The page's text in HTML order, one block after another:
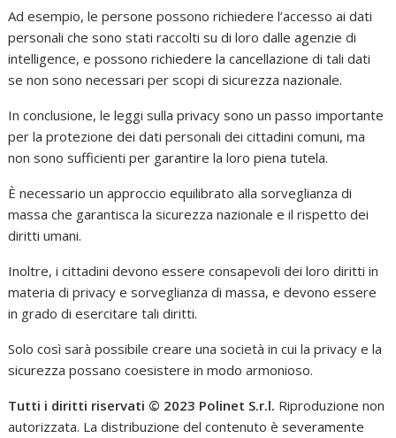
Ad esempio, le persone possono richiedere l’accesso ai dati
personali che sono stati raccolti su di loro dalle agenzie di
intelligence, e possono richiedere la cancellazione di tali dati
se non sono necessari per scopi di sicurezza nazionale.
In conclusione, le leggi sulla privacy sono un passo importante
per la protezione dei dati personali dei cittadini comuni, ma
non sono sufficienti per garantire la loro piena tutela.
È necessario un approccio equilibrato alla sorveglianza di
massa che garantisca la sicurezza nazionale e il rispetto dei
diritti umani.
Inoltre, i cittadini devono essere consapevoli dei loro diritti in
materia di privacy e sorveglianza di massa, e devono essere
in grado di esercitare tali diritti.
Solo così sarà possibile creare una società in cui la privacy e la
sicurezza possano coesistere in modo armonioso.
Tutti i diritti riservati © 2023 Polinet S.r.l. Riproduzione non
autorizzata. La distribuzione del contenuto è severamente